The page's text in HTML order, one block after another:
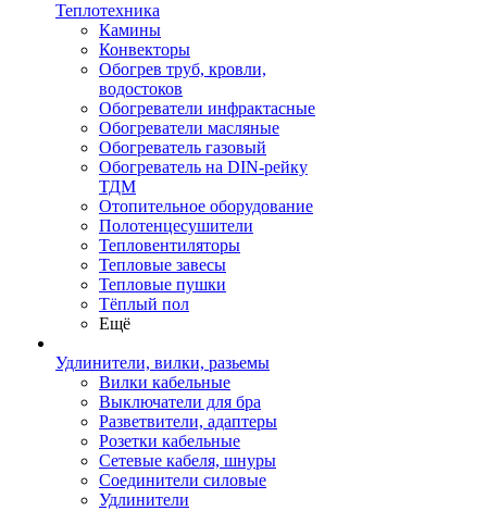
Теплотехника
Камины
Конвекторы
Обогрев труб, кровли,
водостоков
Обогреватели инфрактасные
Обогреватели масляные
Обогреватель газовый
Обогреватель на DIN-рейку
ТДМ
Отопительное оборудование
Полотенцесушители
Тепловентиляторы
Тепловые завесы
Тепловые пушки
Тёплый пол
Ещё
Удлинители, вилки, разьемы
Вилки кабельные
Выключатели для бра
Разветвители, адаптеры
Розетки кабельные
Сетевые кабеля, шнуры
Соединители силовые
Удлинители